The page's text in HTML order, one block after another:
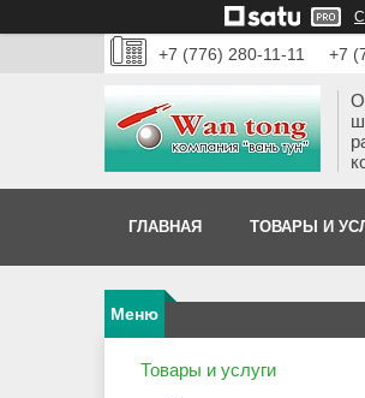
+7 (776) 280-11-11 +7
ГЛАВНАЯ ТОВАРЫ И
Товары и услуги